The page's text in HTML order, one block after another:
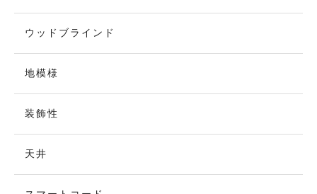
ウッドブラインド
地模様
装飾性
天井